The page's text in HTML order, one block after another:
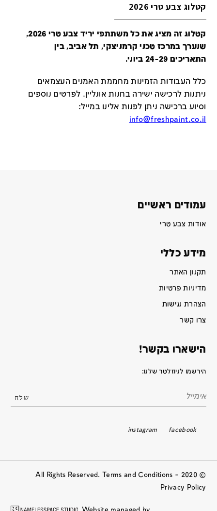
קטלוג צבע טרי 2026
קטלוג זה מציג את כל משתתפי יריד צבע טרי 2026,
שנערך במרכז טכני קרמניצקי, תל אביב, בין
התאריכים 24-29 ביוני.
כלל העבודות הזמינות מחממת האמנים העצמאים
ניתנות לרכישה ישירה בחנות אונליין. לפרטים נוספים
וסיוע ברכישה ניתן לפנות אלינו במייל:
info@freshpaint.co.il
עמודים ראשיים
אודות צבע טרי
מידע כללי
תקנון האתר
מדיניות פרטיות
הצהרת נגישות
צרו קשר
הישארו בקשר!
הירשמו לניוזלטר שלנו:
facebook
instagram
© 2020 All Rights Reserved. Terms and Conditions –
Privacy Policy